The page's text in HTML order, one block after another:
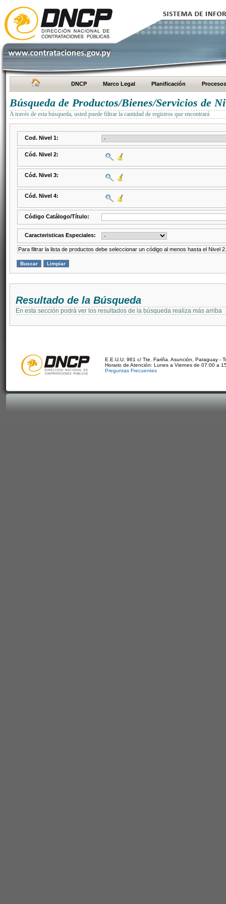
DNCP Marco Legal Planificación Procesos
Búsqueda de Productos/Bienes/Servicios de
A través de esta búsqueda, usted puede filtrar la cantidad de registros que encontrará
Cod. Nivel 1:
Cód. Nivel 2:
Cód. Nivel 3:
Cód. Nivel 4:
Código Catálogo/Título:
Caracteristicas Especiales:
Para filtrar la lista de productos debe seleccionar un código al menos hasta el Nivel 2.
Resultado de la Búsqueda
En esta sección podrá ver los resultados de la búsqueda realiza más arriba
E.E.U.U. 961 c/ Tte. Fariña. Asunción, Paraguay -
Horario de Atención: Lunes a Viernes de 07:00 a
Preguntas Frecuentes